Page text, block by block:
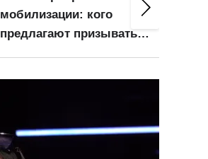
мобилизации: кого
предлагают призывать в